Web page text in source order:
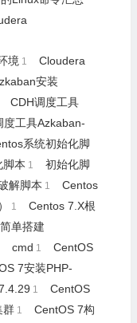
境 1
Cloudera
安装
CDH调度工具
度工具Azkaban-
系统初始化脚
脚本 1
初始化脚
解脚本 1
Centos
1
Centos 7.X根
单搭建
cmd 1
CentOS
7安装PHP-
1
CentOS
群 1
CentOS 7构